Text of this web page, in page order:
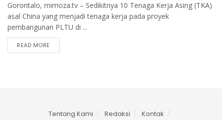
Gorontalo, mimoza.tv – Sedikitnya 10 Tenaga Kerja Asing (TKA)
asal China yang menjadi tenaga kerja pada proyek
pembangunan PLTU di ...
READ MORE
Tentang Kami Redaksi
Kontak